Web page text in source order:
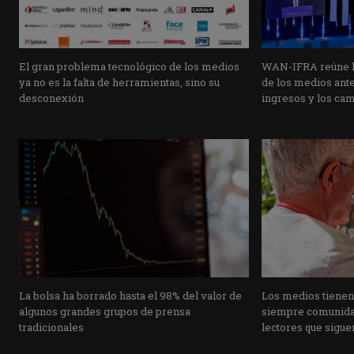
El gran problema tecnológico de los medios
ya no es la falta de herramientas, sino su
desconexión
WAN-IFRA reúne
de los medios
ingresos y los
La bolsa ha borrado hasta el 98% del valor de
algunos grandes grupos de prensa
tradicionales
Los medios
siempre
lectores que